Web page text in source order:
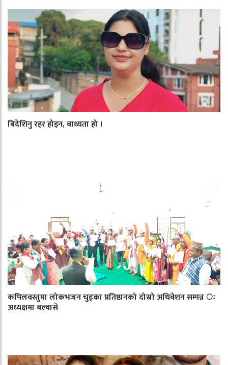
बिदेशिनु रहर होइन, बाध्यता हो ।
कपिलवस्तुमा लोकभजन चुड्का प्रतिष्ठानको दोस्रो अधिवेशन सम्पन्न ः
अध्यक्षमा बल्वासे